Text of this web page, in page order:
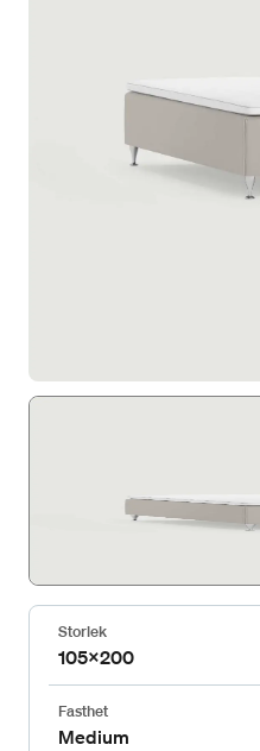
Storlek
105x200
Fasthet
Medium